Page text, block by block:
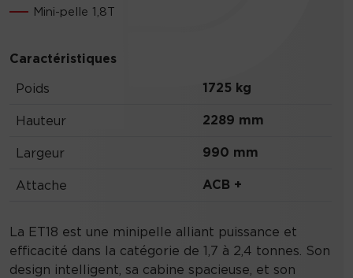
Mini-pelle 1,8T
Caractéristiques
Poids 1725 kg
Hauteur 2289 mm
Largeur 990 mm
Attache ACB +
La ET18 est une minipelle alliant puissance et
efficacité dans la catégorie de 1,7 à 2,4 tonnes. Son
design intelligent, sa cabine spacieuse, et son